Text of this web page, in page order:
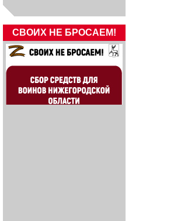
СВОИХ НЕ БРОСАЕМ!